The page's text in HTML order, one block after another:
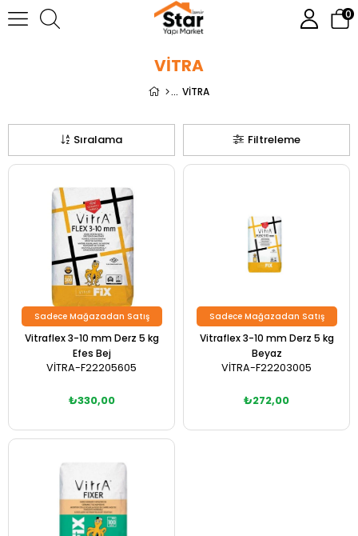
0
VİTRA
VİTRA
Filtreleme
Sıralama
Vitraflex 3-10 mm Derz 5 kg
Efes Bej
VİTRA-F22205605
₺330,00
Sadece Mağazadan Satış
Vitraflex 3-10 mm Derz 5 kg
Beyaz
VİTRA-F22203005
₺272,00
Sadece Mağazadan Satış